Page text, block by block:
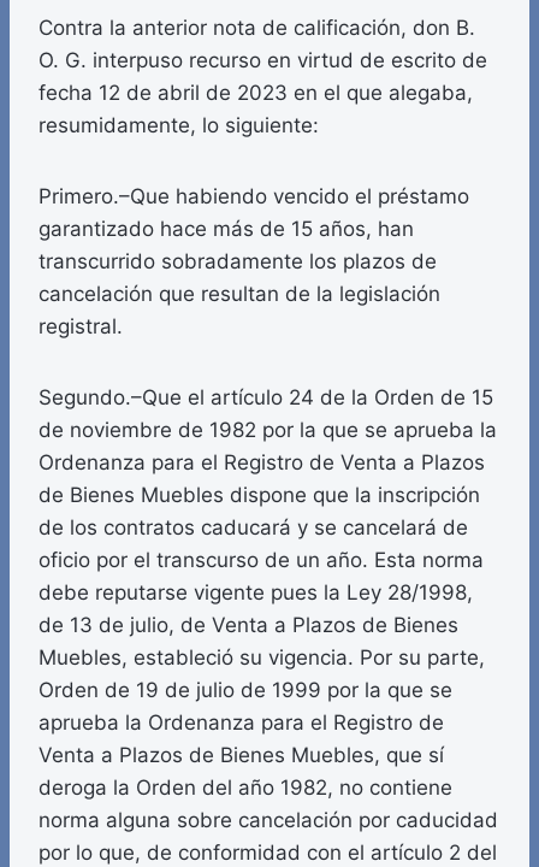
Contra la anterior nota de calificación, don B.
O. G. interpuso recurso en virtud de escrito de
fecha 12 de abril de 2023 en el que alegaba,
resumidamente, lo siguiente:
Primero.–Que habiendo vencido el préstamo
garantizado hace más de 15 años, han
transcurrido sobradamente los plazos de
cancelación que resultan de la legislación
registral.
Segundo.–Que el artículo 24 de la Orden de 15
de noviembre de 1982 por la que se aprueba la
Ordenanza para el Registro de Venta a Plazos
de Bienes Muebles dispone que la inscripción
de los contratos caducará y se cancelará de
oficio por el transcurso de un año. Esta norma
debe reputarse vigente pues la Ley 28/1998,
de 13 de julio, de Venta a Plazos de Bienes
Muebles, estableció su vigencia. Por su parte,
Orden de 19 de julio de 1999 por la que se
aprueba la Ordenanza para el Registro de
Venta a Plazos de Bienes Muebles, que sí
deroga la Orden del año 1982, no contiene
norma alguna sobre cancelación por caducidad
por lo que, de conformidad con el artículo 2 del